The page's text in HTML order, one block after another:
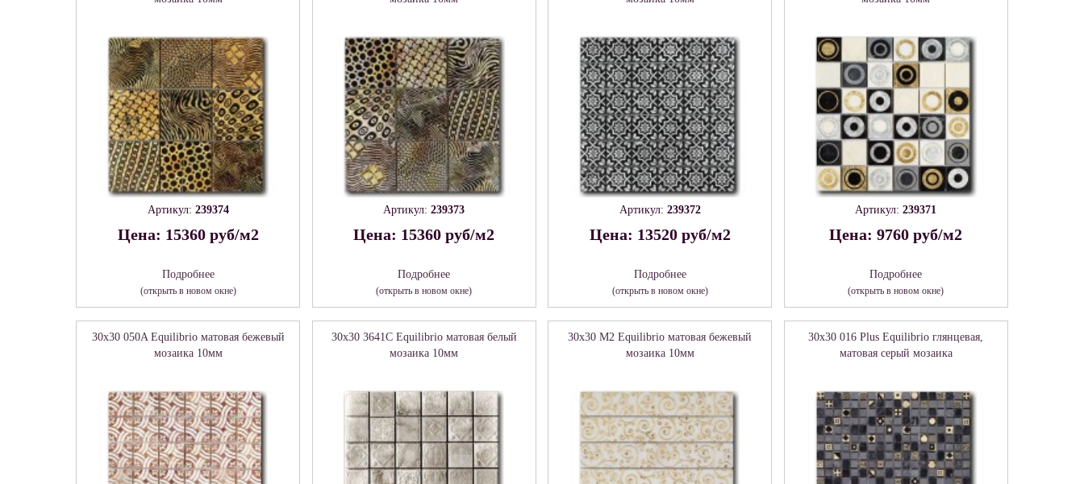
Артикул: 239374
Цена: 15360 руб/м2
Подробнее
(открыть в новом окне)
Артикул:239373
Цена: 15360 руб/м2
Подробнее
(открыть в новом окне)
Артикул: 239372
Цена: 13520 руб/м2
Подробнее
(открыть в новом окне)
Артикул:239371
Цена: 9760 руб/м2
Подробнее
(открыть в новом окне)
30x30 050A Equilibrio матовая бежевый
мозаика 10мм
30x30 3641C Equilibrio матовая белый
мозаика 10мм
30x30 М2 Equilibrio матовая бежевый
мозаика 10мм
30x30 016 Plus Equilibrio глянцевая,
матовая серый мозаика